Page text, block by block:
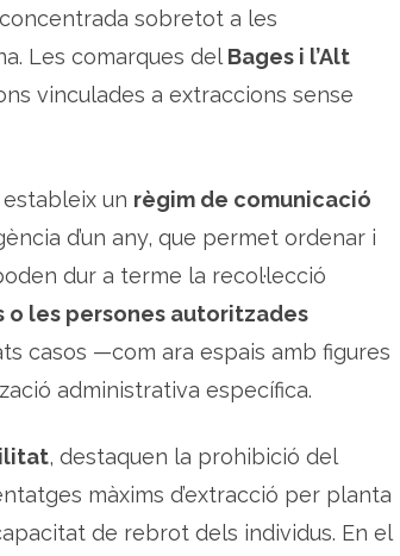
sobretot a les
Les comarques del Bages i l’Alt
vinculades a extraccions sense
un règim de comunicació
d’un any, que permet ordenar i
dur a terme la recol·lecció
les persones autoritzades
casos —com ara espais amb figures
administrativa específica.
, destaquen la prohibició del
màxims d’extracció per planta
de rebrot dels individus. En el